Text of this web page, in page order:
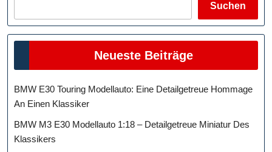
Suchen
Neueste Beiträge
BMW E30 Touring Modellauto: Eine Detailgetreue Hommage
An Einen Klassiker
BMW M3 E30 Modellauto 1:18 – Detailgetreue Miniatur Des
Klassikers